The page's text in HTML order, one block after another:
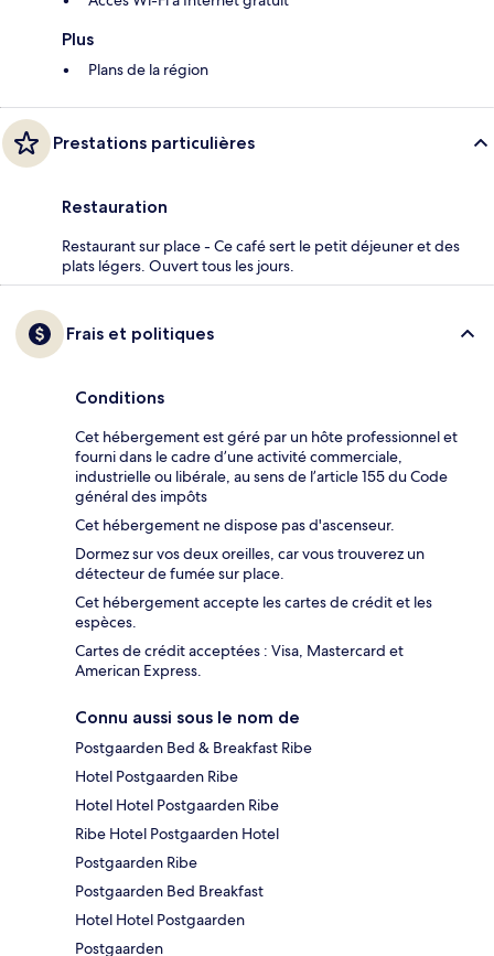
Plus
Plans de la région
Prestations particulières
Restauration
Restaurant sur place - Ce café sert le petit déjeuner et des
plats légers. Ouvert tous les jours.
Frais et politiques
Conditions
Cet hébergement est géré par un hôte professionnel et
fourni dans le cadre d’une activité commerciale,
industrielle ou libérale, au sens de l’article 155 du Code
général des impôts
Cet hébergement ne dispose pas d'ascenseur.
Dormez sur vos deux oreilles, car vous trouverez un
détecteur de fumée sur place.
Cet hébergement accepte les cartes de crédit et les
espèces.
Cartes de crédit acceptées : Visa, Mastercard et
American Express.
Connu aussi sous le nom de
Postgaarden Bed & Breakfast Ribe
Hotel Postgaarden Ribe
Hotel Hotel Postgaarden Ribe
Ribe Hotel Postgaarden Hotel
Postgaarden Ribe
Postgaarden Bed Breakfast
Hotel Hotel Postgaarden
Postgaarden